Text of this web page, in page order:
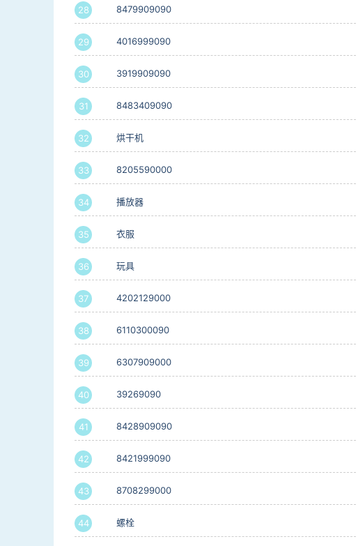
28 8479909090
29 4016999090
30 3919909090
31 8483409090
32 烘干机
33 8205590000
34 播放器
35 衣服
36 玩具
37 4202129000
38 6110300090
39 6307909000
40 39269090
41 8428909090
42 8421999090
43 8708299000
44 螺栓